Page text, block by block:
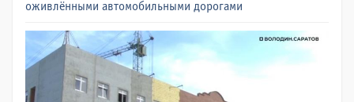
оживлёнными автомобильными дорогами